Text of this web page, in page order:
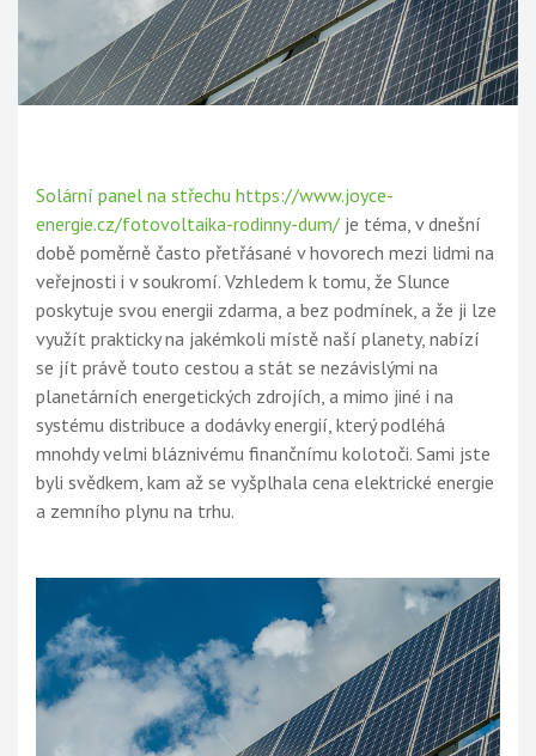
Solární panel na střechu https://www.joyce-
energie.cz/fotovoltaika-rodinny-dum/ je téma, v dnešní
době poměrně často přetřásané v hovorech mezi lidmi na
veřejnosti i v soukromí. Vzhledem k tomu, že Slunce
poskytuje svou energii zdarma, a bez podmínek, a že ji lze
využít prakticky na jakémkoli místě naší planety, nabízí
se jít právě touto cestou a stát se nezávislými na
planetárních energetických zdrojích, a mimo jiné i na
systému distribuce a dodávky energií, který podléhá
mnohdy velmi bláznivému finančnímu kolotoči. Sami jste
byli svědkem, kam až se vyšplhala cena elektrické energie
a zemního plynu na trhu.